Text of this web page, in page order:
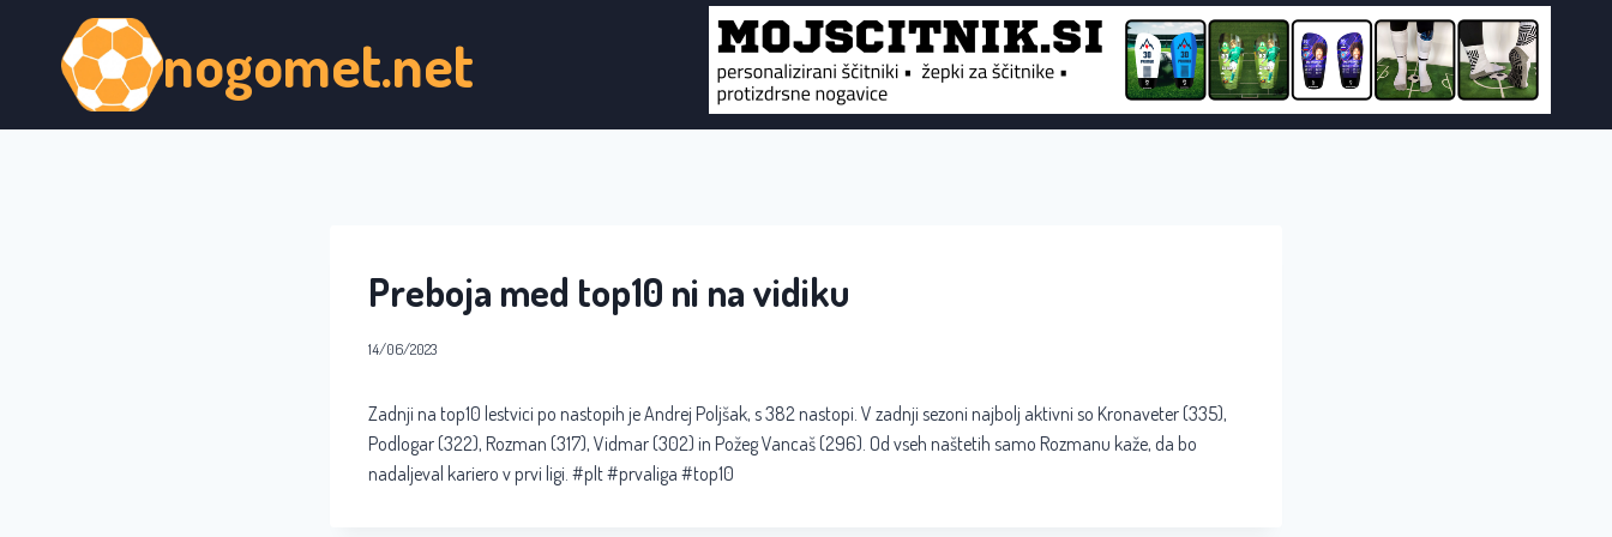
nogomet.net
Preboja med top10 ni na vidiku
14/06/2023
Zadnji na top10 lestvici po nastopih je Andrej Poljšak, s 382 nastopi. V zadnji sezoni najbolj aktivni so Kronaveter (335),
Podlogar (322), Rozman (317), Vidmar (302) in Požeg Vancaš (296). Od vseh naštetih samo Rozmanu kaže, da bo
nadaljeval kariero v prvi ligi. #plt #prvaliga #top10